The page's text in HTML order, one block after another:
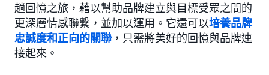
趟回憶之旅，藉以幫助品牌建立與目標受眾之間的
更深層情感聯繫，並加以運用。它還可以培養品牌
忠誠度和正向的關聯 ，只需將美好的回憶與品牌連
接起來。